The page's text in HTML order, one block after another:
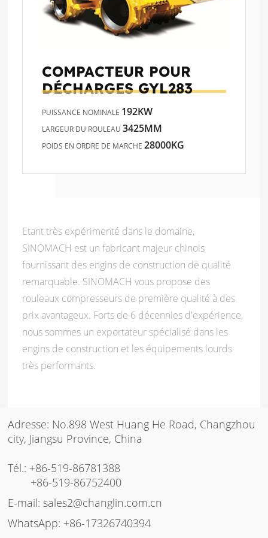
COMPACTEUR POUR
DÉCHARGESGYL283
PUISSANCE NOMINALE 192KW
LARGEUR DU ROULEAU3425MM
POIDS EN ORDRE DE MARCHE28000KG
Etant très expérimenté dans le domaine,
SINOMACH est un fabricant majeur chinois
fournissant des engins de construction de qualité
remarquable. SINOMACH vous propose des
rouleaux compresseurs de première qualité à des
prix avantageux. Forts de 6 décennies d'expérience,
nous sommes un exportateur spécialisé dans les
engins de construction et les équipements lourds
très performants.
Adresse: No.898 West Huang He Road, Changzhou
city, Jiangsu Province, China
Tél.: +86-519-86781388
+86-519-86752400
E-mail:sales2@changlin.com.cn
WhatsApp: +86-17326740394